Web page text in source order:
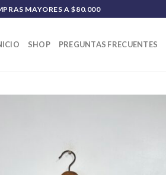
MAYORES A $80.000
SHOP PREGUNTAS FRECUENTES